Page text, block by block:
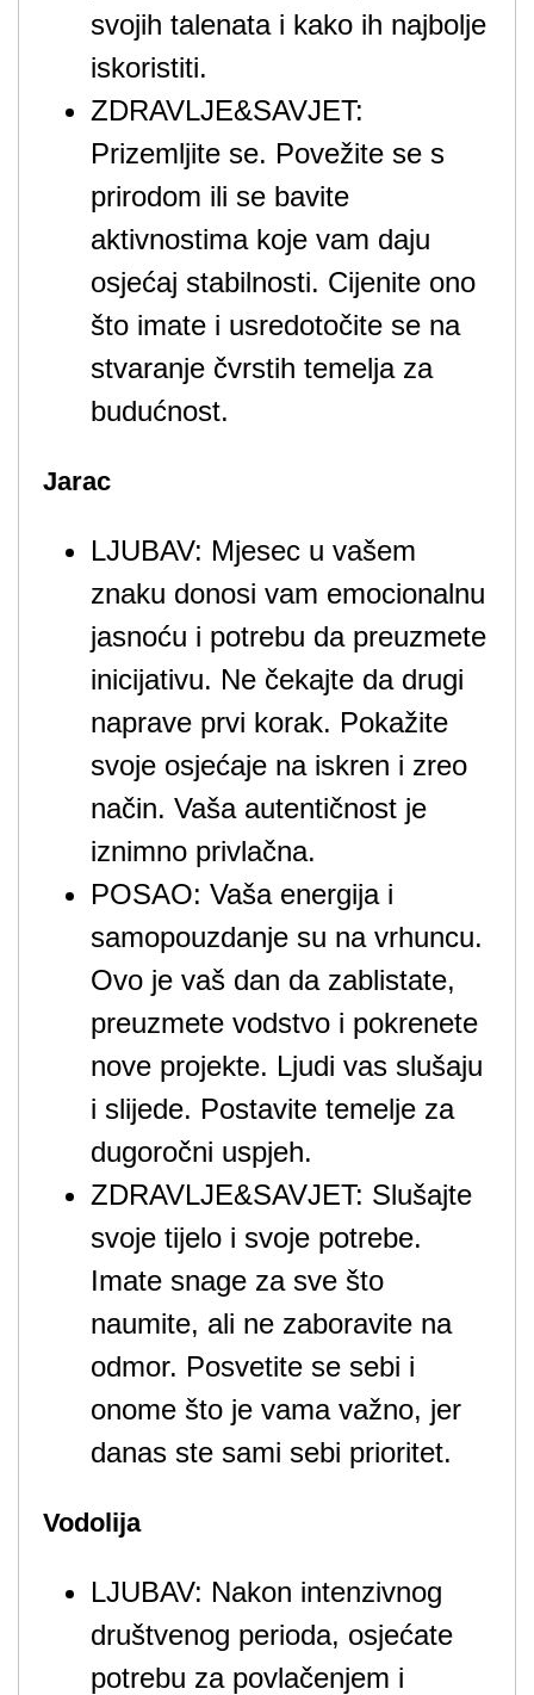
svojih talenata i kako ih najbolje
iskoristiti.
ZDRAVLJE&SAVJET:
Prizemljite se. Povežite se s
prirodom ili se bavite
aktivnostima koje vam daju
osjećaj stabilnosti. Cijenite ono
što imate i usredotočite se na
stvaranje čvrstih temelja za
budućnost.
Jarac
LJUBAV: Mjesec u vašem
znaku donosi vam emocionalnu
jasnoću i potrebu da preuzmete
inicijativu. Ne čekajte da drugi
naprave prvi korak. Pokažite
svoje osjećaje na iskren i zreo
način. Vaša autentičnost je
iznimno privlačna.
POSAO: Vaša energija i
samopouzdanje su na vrhuncu.
Ovo je vaš dan da zablistate,
preuzmete vodstvo i pokrenete
nove projekte. Ljudi vas slušaju
i slijede. Postavite temelje za
dugoročni uspjeh.
ZDRAVLJE&SAVJET: Slušajte
svoje tijelo i svoje potrebe.
Imate snage za sve što
naumite, ali ne zaboravite na
odmor. Posvetite se sebi i
onome što je vama važno, jer
danas ste sami sebi prioritet.
Vodolija
LJUBAV: Nakon intenzivnog
društvenog perioda, osjećate
potrebu za povlačenjem i